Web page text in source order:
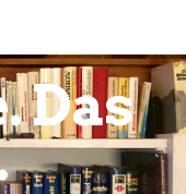
Das